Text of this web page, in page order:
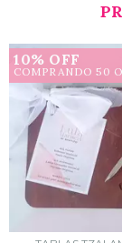
10% OFF
COMPRANDO 50